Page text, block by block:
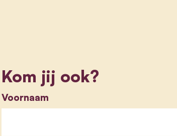
Kom jij ook?
Voornaam